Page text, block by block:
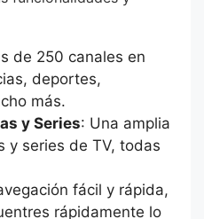
de 250 canales en
deportes,
más.
y Series: Una amplia
y series de TV, todas
fácil y rápida,
rápidamente lo